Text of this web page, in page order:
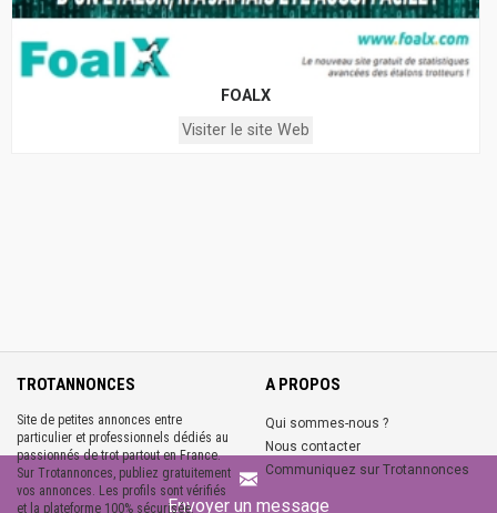
FOALX
Visiter le site Web
Envoyer un message
TROTANNONCES
Site de petites annonces entre
particulier et professionnels dédiés au
passionnés de trot partout en France.
Sur Trotannonces, publiez gratuitement
vos annonces. Les profils sont vérifiés
et la plateforme 100% sécurisée.
A PROPOS
Qui sommes-nous ?
Nous contacter
Communiquez sur Trotannonces